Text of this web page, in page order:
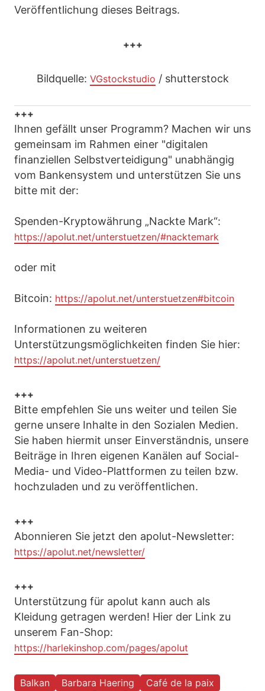
Veröffentlichung dieses Beitrags.
+++
Bildquelle: VGstockstudio / shutterstock
+++
Ihnen gefällt unser Programm? Machen wir uns
gemeinsam im Rahmen einer "digitalen
finanziellen Selbstverteidigung" unabhängig
vom Bankensystem und unterstützen Sie uns
bitte mit der:
Spenden-Kryptowährung „Nackte Mark“:
https://apolut.net/unterstuetzen/#nacktemark
oder mit
Bitcoin: https://apolut.net/unterstuetzen#bitcoin
Informationen zu weiteren
Unterstützungsmöglichkeiten finden Sie hier:
https://apolut.net/unterstuetzen/
+++
Bitte empfehlen Sie uns weiter und teilen Sie
gerne unsere Inhalte in den Sozialen Medien.
Sie haben hiermit unser Einverständnis, unsere
Beiträge in Ihren eigenen Kanälen auf Social-
Media- und Video-Plattformen zu teilen bzw.
hochzuladen und zu veröffentlichen.
+++
Abonnieren Sie jetzt den apolut-Newsletter:
https://apolut.net/newsletter/
+++
Unterstützung für apolut kann auch als
Kleidung getragen werden! Hier der Link zu
unserem Fan-Shop:
https://harlekinshop.com/pages/apolut
Balkan Barbara Haering
Café de la paix